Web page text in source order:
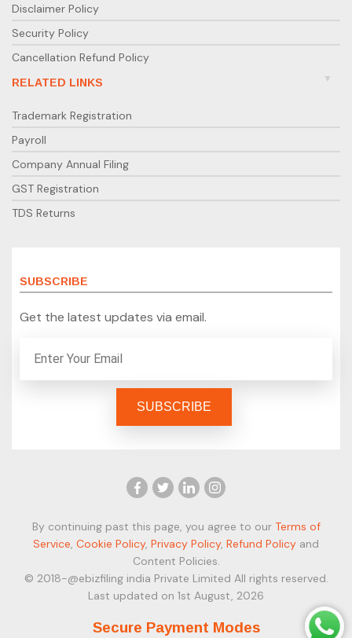
Disclaimer Policy
Security Policy
Cancellation Refund Policy
RELATED LINKS
Trademark Registration
Payroll
Company Annual Filing
GST Registration
TDS Returns
SUBSCRIBE
Get the latest updates via email.
By continuing past this page, you agree to our Terms of
Service, Cookie Policy, Privacy Policy, Refund Policy and
Content Policies.
© 2018-@ebizfiling india Private Limited All rights reserved.
Last updated on 1st August, 2026
Secure Payment Modes